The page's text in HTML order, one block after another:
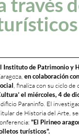
través
Instituto de Patrimonio y
en colaboración
, finaliza con su ciclo de
el miércoles, 4 de
Paraninfo. El
de Historia del Arte,
"El Pirineo
turísticos".